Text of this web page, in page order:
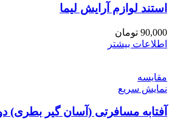
استند لوازم آرایش لیما
90,000 تومان
اطلاعات بیشتر
مقايسه
نمایش سریع
آفتابه مسافرتی (آسان گیر بطری)